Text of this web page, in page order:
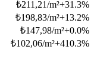
₺211,21/m²+31.3%
₺198,83/m²+13.2%
₺147,98/m²+0.0%
₺102,06/m²+410.3%